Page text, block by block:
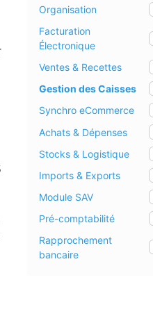
Organisation
Facturation
Électronique
Ventes & Recettes
Gestion des Caisses
Synchro eCommerce
Achats & Dépenses
Stocks & Logistique
Imports & Exports
Module SAV
Pré-comptabilité
Rapprochement
bancaire